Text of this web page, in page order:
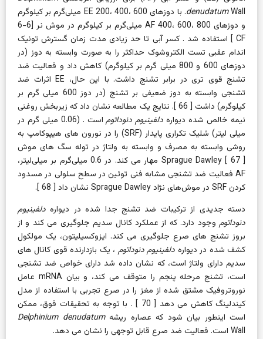
denudatum
Wall. با دوزهای EE 200، 400، 600 میلی‌گرم بر کیلوگرم
و دوزهای AF 400، 600، 800 میلی‌گرم بر کیلوگرم در موش نر [6-6
CF
] استفاده شد . کسر آبی تا حد زیادی مدت زمان گسترش تونیک
اندام عقبی تست الکتروشوک حداکثر را به صورت وابسته به دوز (در
دوزهای 600 و 800 میلی گرم بر کیلوگرم) کاهش داد و فعالیت ضد
تشنج قوی تری در برابر تشنج داشت. با این حال، EE اثرات ضد
تشنجی وابسته به دوز ضعیفی بر تشنج (در دوز 600 میلی گرم بر
کیلوگرم) داشت [ 66]. نتایج یک مطالعه نشان داد که زیربخش روغنی
نیمه خالص شده دیواره دلفینیوم دنوداتوم
است . (0.06 میلی گرم در
میلی لیتر) شلیک تکراری پایدار (SRF) را در نورون های هیپوکامپ به
روشی وابسته به مصرف و وابسته به ولتاژ در توله سگ های موش
Sprague Dawley [ 67
] مهار می کند. در 0.6 میلی‌گرم بر میلی‌لیتر،
AF فعالیت ضد تشنجی مشابه فنی توئین در سطح سلولی در مسدود
کردن SRF در موش‌های نژاد Sprague Dawley نشان داد [
68
].
دسته جدیدی از ترکیبات ضد تشنج جدا شده در دیواره دلفینیوم
دنوداتوموجود دارد. که از عملکرد کانال سدیم جلوگیری می کند و از
بروز تشنج های صرع جلوگیری می کند. ایزوکسیلیتون، یک مولکول
کشف شده در دیواره دلفینیوم دنوداتوم، یک بازدارنده قوی کانال های
سدیم دارای ولتاژ است، که نشان داده شد دارای خواص ضد تشنجی
است، تشنج مرحله پنجم را متوقف می کند، و بیان mRNA عامل
نوروتروفیک مشتق شده از مغز را در صرع تجربی با استفاده از مدل
کیندلینگ کاهش می دهد [
70
]. با توجه به تحقیقات فوق، ممکن
است اینطور بیان شود که عصاره ریشهDelphinium denudatum
Wall است. فعالیت ضد صرع قابل توجهی را نشان می دهد.